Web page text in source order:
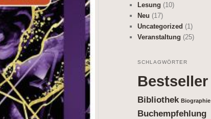
Lesung (10)
Neu (17)
Uncategorized (1)
Veranstaltung (25)
SCHLAGWÖRTER
Bestseller
Bibliothek Biographie
Buchempfehlung